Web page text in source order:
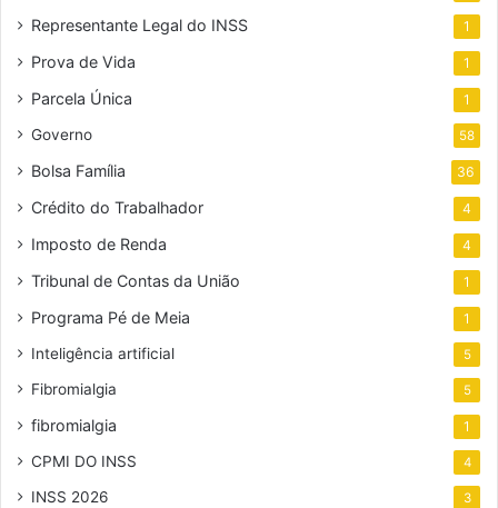
Representante Legal do INSS 1
Prova de Vida 1
Parcela Única 1
Governo 58
Bolsa Família 36
Crédito do Trabalhador 4
Imposto de Renda 4
Tribunal de Contas da União 1
Programa Pé de Meia 1
Inteligência artificial 5
Fibromialgia 5
fibromialgia 1
CPMI DO INSS 4
INSS 2026 3